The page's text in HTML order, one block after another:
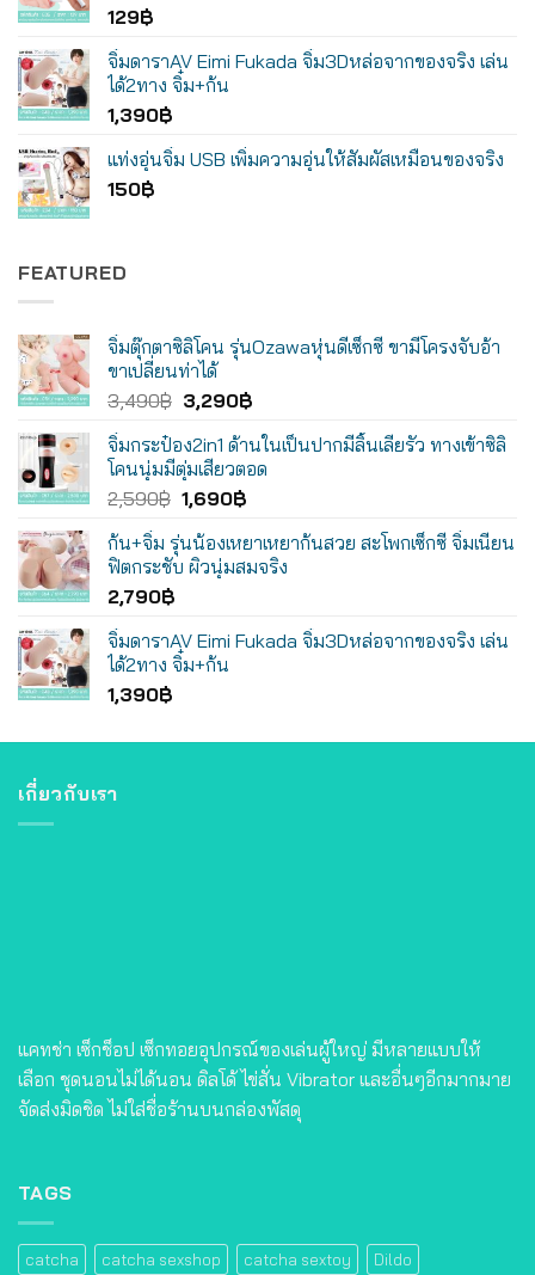
129฿
จิ๋มดาราAV Eimi Fukada จิ๋ม3Dหล่อจากของจริง เล่น
ได้2ทาง จิ๋ม+ก้น
1,390฿
แท่งอุ่นจิ๋ม USB เพิ่มความอุ่นให้สัมผัสเหมือนของจริง
150฿
FEATURED
จิ๋มตุ๊กตาซิลิโคน รุ่นOzawaหุ่นดีเซ็กซี่ ขามีโครงจับอ้า
ขาเปลี่ยนท่าได้
3,490฿ Original
was:
3,490฿.
3,290฿Current
is:
3,290฿.
จิ๋มกระป๋อง2in1 ด้านในเป็นปากมีลิ้นเลียรัว ทางเข้าซิลิ
โคนนุ่มมีตุ่มเสียวตอด
2,590฿ Original
was:
2,590฿.
1,690฿Current
is:
1,690฿.
ก้น+จิ๋ม รุ่นน้องเหยาเหยาก้นสวย สะโพกเซ็กซี่ จิ๋มเนียน
ฟิตกระชับ ผิวนุ่มสมจริง
2,790฿
จิ๋มดาราAV Eimi Fukada จิ๋ม3Dหล่อจากของจริง เล่น
ได้2ทาง จิ๋ม+ก้น
1,390฿
เกี่ยวกับเรา
TAGS
egg vibration
ของปลอม
ของเทียม ของเทียมสําหรับผู้ชาย ของเล่นผู้ใหญ่